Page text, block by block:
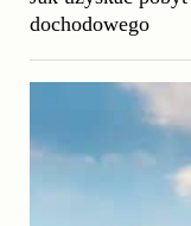
dochodowego